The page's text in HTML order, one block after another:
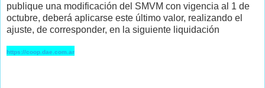
publique una modificación del SMVM con vigencia al 1 de
octubre, deberá aplicarse este último valor, realizando el
ajuste, de corresponder, en la siguiente liquidación
https://coop.dae.com.ar